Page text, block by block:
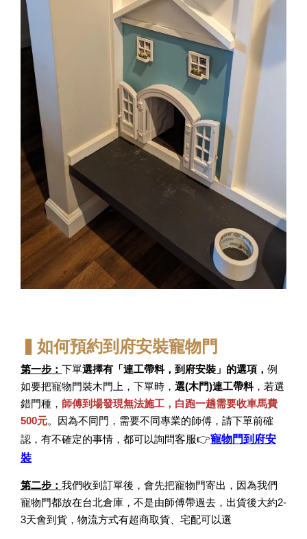
▍如何預約到府安裝寵物門
第一步： 下單選擇有「連工帶料，到府安裝」的選項， 例
如要把寵物門裝木門上，下單時， 選(木門)連工帶料，若選
錯門種， 師傅到場發現無法施工， 白跑一趟需要收車馬費
500元。因為不同門，需要不同專業的師傅，請下單前確
認，有不確定的事情，都可以詢問客服👉寵物門到府安
裝
第二步： 我們收到訂單後，會先把寵物門寄出，因為我們
寵物門都放在台北倉庫，不是由師傅帶過去，出貨後大約2-
3天會到貨，物流方式有超商取貨、宅配可以選